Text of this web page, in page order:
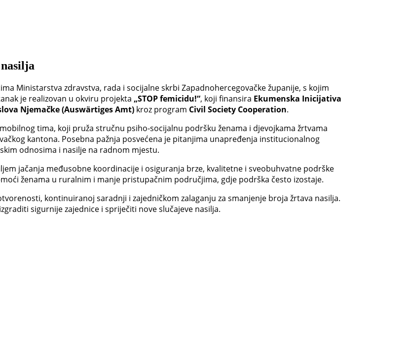
Ministarstva zdravstva, rada i socijalne skrbi Zapadnohercegovačke županije, s kojim
je realizovan u okviru projekta „STOP femicidu!“, koji finansira Ekumenska Inicijativa
Njemačke (Auswärtiges Amt) kroz program Civil Society Cooperation.
tima, koji pruža stručnu psiho-socijalnu podršku ženama i djevojkama žrtvama
kantona. Posebna pažnja posvećena je pitanjima unapređenja institucionalnog
odnosima i nasilje na radnom mjestu.
jačanja međusobne koordinacije i osiguranja brze, kvalitetne i sveobuhvatne podrške
ženama u ruralnim i manje pristupačnim područjima, gdje podrška često izostaje.
kontinuiranoj saradnji i zajedničkom zalaganju za smanjenje broja žrtava nasilja.
sigurnije zajednice i spriječiti nove slučajeve nasilja.